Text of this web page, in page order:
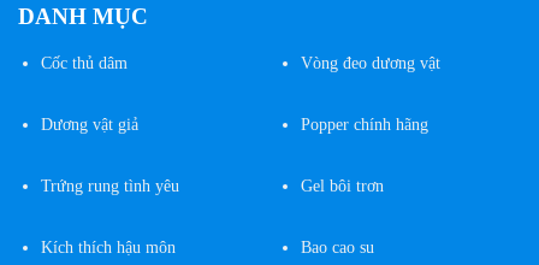
DANH MỤC
Cốcthủ dâm Vòng đeo dương vật
Dương vật giả Popper chính hãng
Trứng rung tình yêu Gel bôi trơn
Kích thích hậu môn Bao cao su